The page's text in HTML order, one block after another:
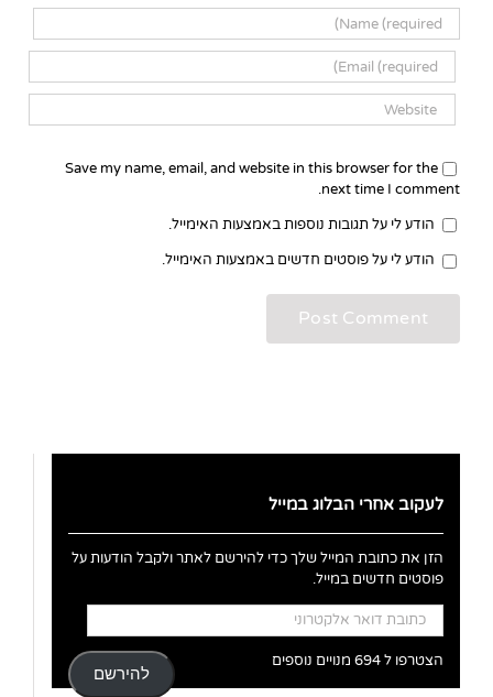
Save my name, email, and website in this browser for the
next time I comment.
הודע לי על תגובות נוספות באמצעות האימייל.
הודע לי על פוסטים חדשים באמצעות האימייל.
לעקוב אחרי הבלוג במייל
הזן את כתובת המייל שלך כדי להירשם לאתר ולקבל הודעות על
פוסטים חדשים במייל.
כתובת
דואר
אלקטרוני
להירשם
הצטרפו ל 694 מנויים נוספים